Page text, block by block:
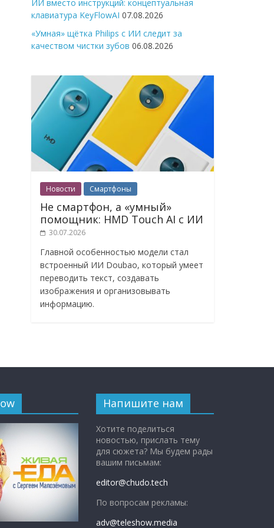
ИИ вместо инструкций: концептуальная
клавиатура KeyFlowAI 07.08.2026
«Умная» щётка Philips с ИИ следит за
качеством чистки зубов 06.08.2026
Новости Смартфоны
Не смартфон, а «умный»
помощник: HMD Touch AI с ИИ
30.07.2026
Главной особенностью модели стал
встроенный ИИ Doubao, который умеет
переводить текст, создавать
изображения и организовывать
информацию.
Напишите нам
Хотите поделиться
новостью, прислать тему
для сюжета? Мы будем рады
вашим письмам:
editor@chudo.tech
По вопросам рекламы:
adv@teleshow.media